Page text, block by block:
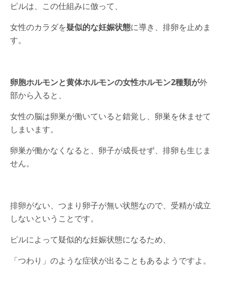
ピルは、この仕組みに倣って、
女性のカラダを疑似的な妊娠状態に導き、排卵を止めま
す。
卵胞ホルモンと黄体ホルモンの女性ホルモン2種類が外
部から入ると、
女性の脳は卵巣が働いていると錯覚し、卵巣を休ませて
しまいます。
卵巣が働かなくなると、卵子が成長せず、排卵も生じま
せん。
排卵がない、つまり卵子が無い状態なので、受精が成立
しないということです。
ピルによって疑似的な妊娠状態になるため、
「つわり」のような症状が出ることもあるようですよ。